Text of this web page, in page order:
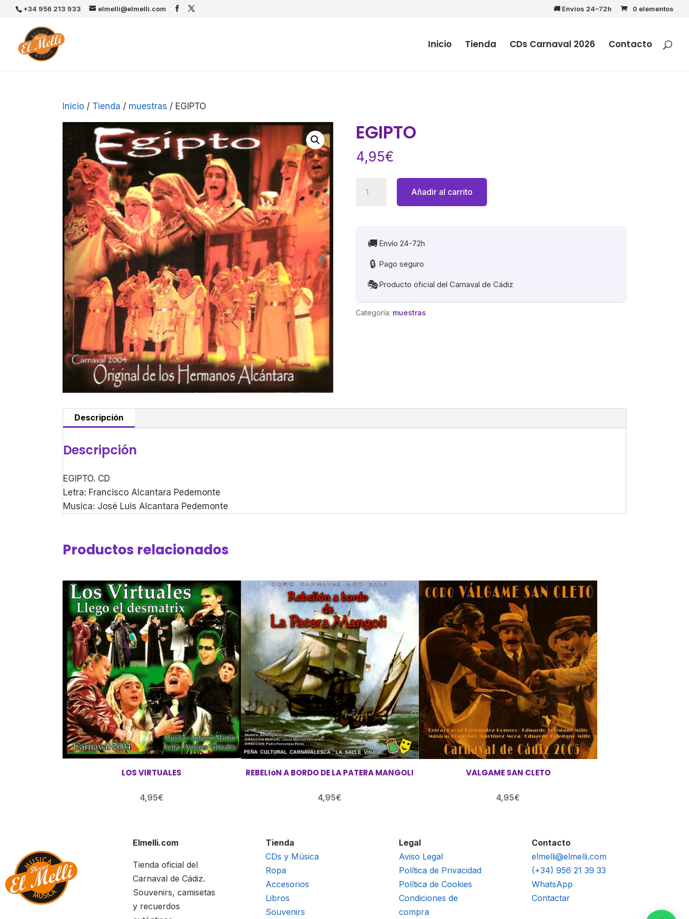
+34 956 213 933 elmelli@elmelli.com 🚚 Envíos 24–72h 0 elementos
Inicio Tienda CDs Carnaval 2026 Contacto
Inicio / Tienda / muestras / EGIPTO
EGIPTO
4,95€
cantidad
Añadir al carrito
🚚 Envío 24-72h
🔒 Pago seguro
🎭Producto oficial del Carnaval de Cádiz
Categoría: muestras
Descripción
Descripción
EGIPTO. CD
Letra: Francisco Alcantara Pedemonte
Musica: José Luis Alcantara Pedemonte
Productos relacionados
LOS VIRTUALES
4,95€
REBELIoN A BORDO DE LA PATERA MANGOLI
4,95€
VALGAME SAN CLETO
4,95€
Elmelli.com
Tienda oficial del
Carnaval de Cádiz.
Souvenirs, camisetas
y recuerdos
Tienda
CDs y Música
Ropa
Accesorios
Libros
Souvenirs
Legal
Aviso Legal
Política de Privacidad
Política de Cookies
Condiciones de
compra
Contacto
elmelli@elmelli.com
(+34) 956 21 39 33
WhatsApp
Contactar